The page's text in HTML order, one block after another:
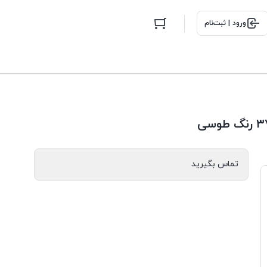
ورود | ثبت‌نام
تماس بگیرید